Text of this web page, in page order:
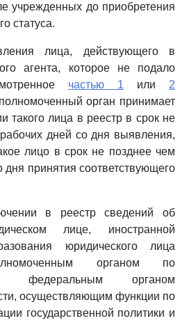
учрежденных до приобретения
статуса.
лица, действующего в
агента, которое не подало
частью 1 или 2
орган принимает
такого лица в реестр в срок не
дней со дня выявления,
лицо в срок не позднее чем
дня принятия соответствующего
в реестр сведений об
лице, иностранной
юридического лица
органом по
федеральным органом
осуществляющим функции по
государственной политики и